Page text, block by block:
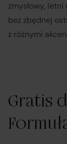
zmysłowy,
bez zbędnej
z różnymi
Gratis